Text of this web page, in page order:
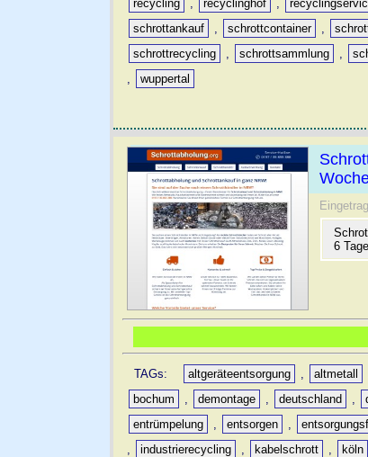
recycling
, recyclinghof ,
schrottankauf
, schrottcontainer ,
schrottrecycling
, schrottsammlung ,
,
wuppertal
6
TAGs: altgeräteentsorgung altmetall
bochum
demontage deutschland
entrümpelung
entsorgen
industrierecycling kabelschrott köln